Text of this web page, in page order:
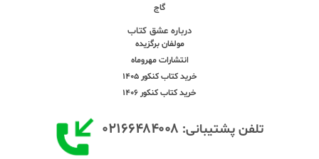
گاج
درباره عشق کتاب
مولفان برگزیده
انتشارات مهروماه
خرید کتاب کنکور 1405
خرید کتاب کنکور 1406
تلفن پشتیبانی: ۰۲۱۶۶۴۸۴۰۰۸